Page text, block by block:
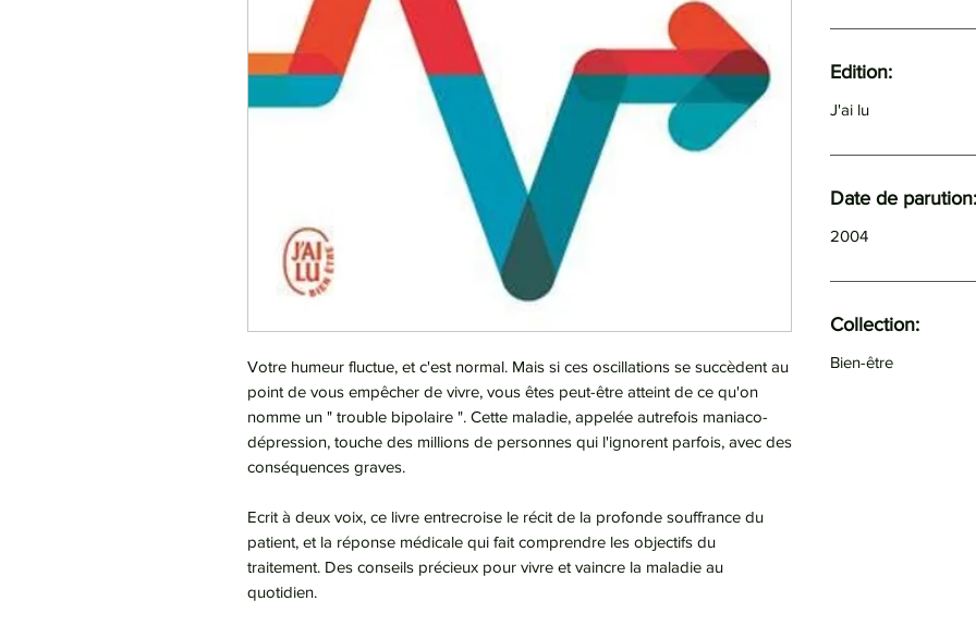
Votre humeur fluctue, et c'est normal. Mais si ces oscillations se succèdent au
point de vous empêcher de vivre, vous êtes peut-être atteint de ce qu'on
nomme un " trouble bipolaire ". Cette maladie, appelée autrefois maniaco-
dépression, touche des millions de personnes qui l'ignorent parfois, avec des
conséquences graves.
Ecrit à deux voix, ce livre entrecroise le récit de la profonde souffrance du
patient, et la réponse médicale qui fait comprendre les objectifs du
traitement. Des conseils précieux pour vivre et vaincre la maladie au
quotidien.
Edition:
J'ai lu
Date de parution:
2004
Collection:
Bien-être